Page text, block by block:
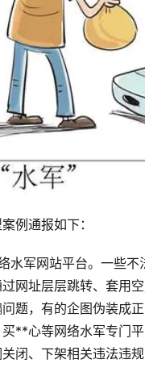
例通报如下：
水军网站平台。一些
网址层层跳转、套用
题，有的企图伪装成
**心等网络水军专门
闭、下架相关违法违